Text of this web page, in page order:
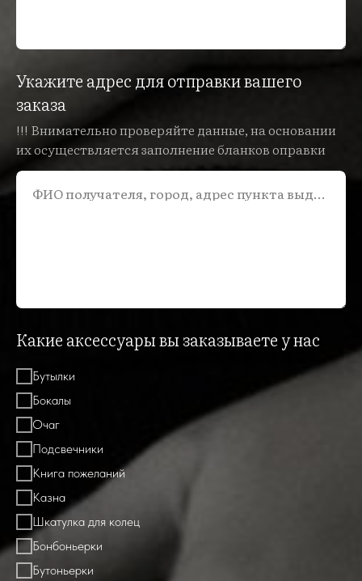
Укажите адрес для отправки вашего
заказа
!!! Внимательно проверяйте данные, на основании
их осуществляется заполнение бланков оправки
ФИО получателя, город, адрес пункта выдачи
Какие аксессуары вы заказываете у нас
Бутылки
Бокалы
Очаг
Подсвечники
Книга пожеланий
Казна
Шкатулка для колец
Бонбоньерки
Бутоньерки